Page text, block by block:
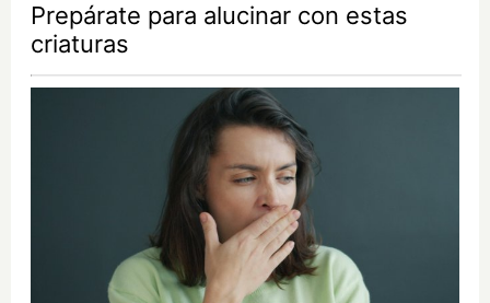
Prepárate para alucinar con estas
criaturas